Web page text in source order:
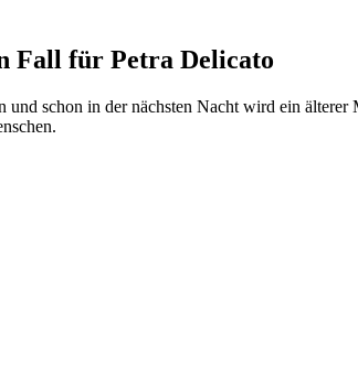
Fall für Petra Delicato
und schon in der nächsten Nacht wird ein